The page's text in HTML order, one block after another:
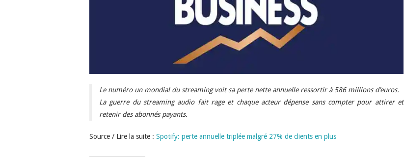
Le numéro un mondial du streaming voit sa perte nette annuelle ressortir à 586 millions d’euros.
La guerre du streaming audio fait rage et chaque acteur dépense sans compter pour attirer et
retenir des abonnés payants.
Source / Lire la suite : Spotify: perte annuelle triplée malgré 27% de clients en plus